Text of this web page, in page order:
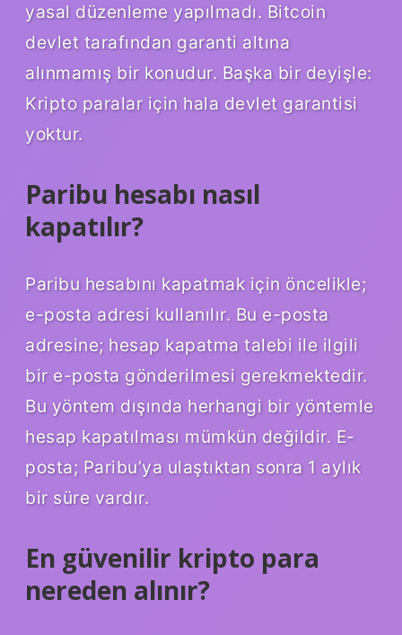
yasal düzenleme yapılmadı. Bitcoin
devlet tarafından garanti altına
alınmamış bir konudur. Başka bir deyişle:
Kripto paralar için hala devlet garantisi
yoktur.
Paribu hesabı nasıl
kapatılır?
Paribu hesabını kapatmak için öncelikle;
e-posta adresi kullanılır. Bu e-posta
adresine; hesap kapatma talebi ile ilgili
bir e-posta gönderilmesi gerekmektedir.
Bu yöntem dışında herhangi bir yöntemle
hesap kapatılması mümkün değildir. E-
posta; Paribu’ya ulaştıktan sonra 1 aylık
bir süre vardır.
En güvenilir kripto para
nereden alınır?